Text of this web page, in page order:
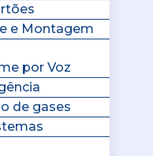
e Montagem
por Voz
de gases